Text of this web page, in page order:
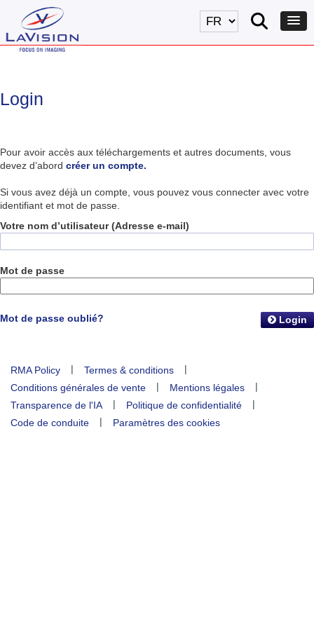
Login
Pour avoir accès aux téléchargements et autres documents, vous
devez d’abord créer un compte.
Si vous avez déjà un compte, vous pouvez vous connecter avec votre
identifiant et mot de passe.
Votre nom d’utilisateur (Adresse e-mail)
Mot de passe
Mot de passe oublié? Login
RMA Policy | Termes & conditions
|
Conditions générales de vente
| Mentions légales
|
Transparence de l'IA
| Politique de confidentialité
|
Code de conduite
| Paramètres des cookies